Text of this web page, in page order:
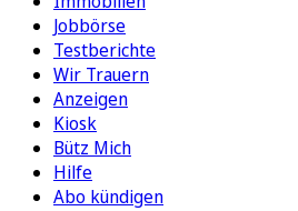
Jobbörse
Testberichte
Wir Trauern
Anzeigen
Kiosk
Bütz Mich
Hilfe
Abo kündigen